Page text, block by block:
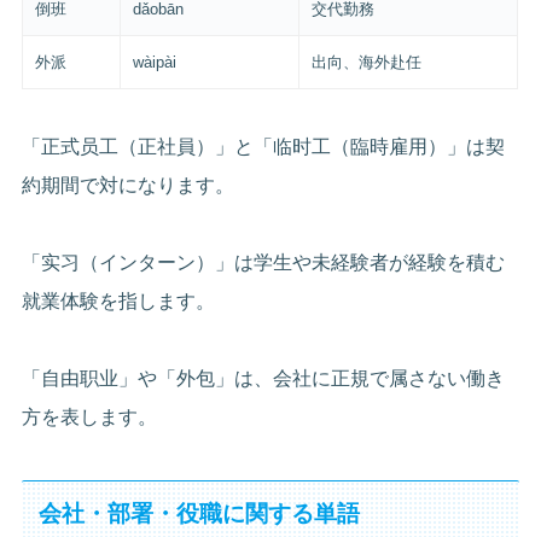
倒班 dǎobān 交代勤務
外派 wàipài 出向、海外赴任
「正式员工（正社員）」と「临时工（臨時雇用）」は契
約期間で対になります。
「实习（インターン）」は学生や未経験者が経験を積む
就業体験を指します。
「自由职业」や「外包」は、会社に正規で属さない働き
方を表します。
会社・部署・役職に関する単語